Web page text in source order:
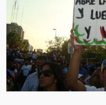
El Tipo y los Rojos en
Teques)
Hablé con Chavistas (I
La burla del Chavez “tan
Chavez “such a children